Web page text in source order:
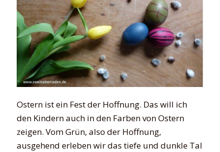
Ostern ist ein Fest der Hoffnung. Das will ich
den Kindern auch in den Farben von Ostern
zeigen. Vom Grün, also der Hoffnung,
ausgehend erleben wir das tiefe und dunkle Tal